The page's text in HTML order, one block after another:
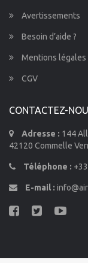
Avertissements
Besoin d’aide ?
Mentions légales
CGV
CONTACTEZ-
Adresse : 144
42120 Commelle
Téléphone :
E-mail :